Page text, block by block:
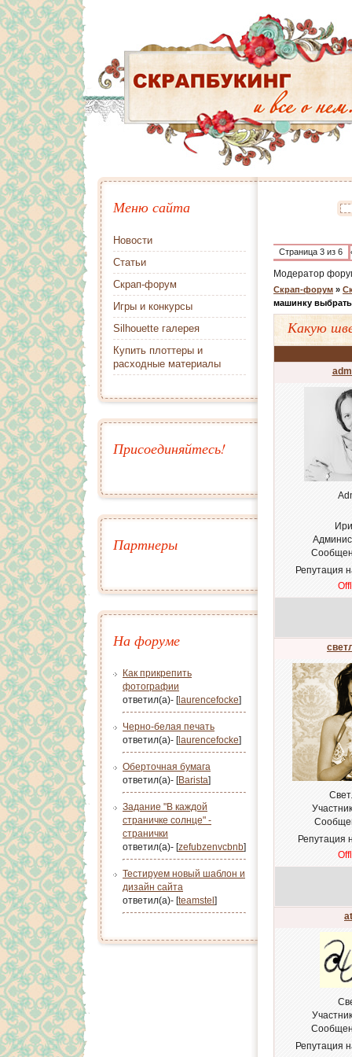
Меню сайта
Новости
Статьи
Скрап-форум
Игры и конкурсы
Silhouette галерея
Купить плоттеры и
расходные материалы
Присоединяйтесь!
Партнеры
На форуме
Как прикрепить
фотографии
ответил(а)- [laurencefocke]
Черно-белая печать
ответил(а)- [laurencefocke]
Оберточная бумага
ответил(а)- [Barista]
Задание "В каждой
страничке солнце" -
странички
ответил(а)- [zefubzenvcbnb]
Тестируем новый шаблон и
дизайн сайта
ответил(а)- [teamstel ]
Страница 3 из 6
Модератор
Скрап-форум »
машинку
Какую
Репутация
Репутация
Репутация